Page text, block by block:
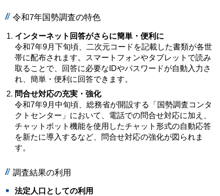
令和7年国勢調査の特色
インターネット回答がさらに簡単・便利に
令和7年9月下旬頃、二次元コードを記載した書類が各世
帯に配布されます。スマートフォンやタブレットで読み
取ることで、回答に必要なIDやパスワードが自動入力さ
れ、簡単・便利に回答できます。
問合せ対応の充実・強化
令和7年9月中旬頃、総務省が開設する「国勢調査コンタ
クトセンター」において、電話での問合せ対応に加え、
チャットボット機能を使用したチャット形式の自動応答
を新たに導入するなど、問合せ対応の強化が図られま
す。
調査結果の利用
法定人口としての利用